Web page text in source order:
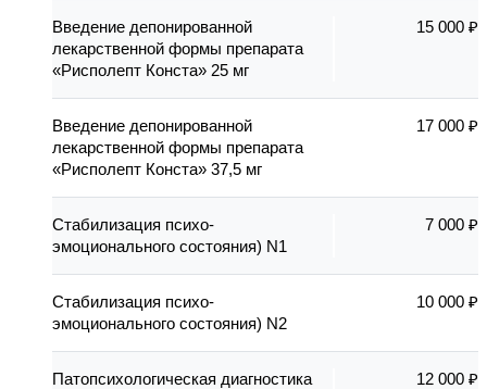
Введение депонированной
лекарственной формы препарата
«Рисполепт Конста» 25 мг
15 000 ₽
Введение депонированной
лекарственной формы препарата
«Рисполепт Конста» 37,5 мг
17 000 ₽
Стабилизация психо-
эмоционального состояния) N1
7 000 ₽
Стабилизация психо-
эмоционального состояния) N2
10 000 ₽
Патопсихологическая диагностика
12 000 ₽